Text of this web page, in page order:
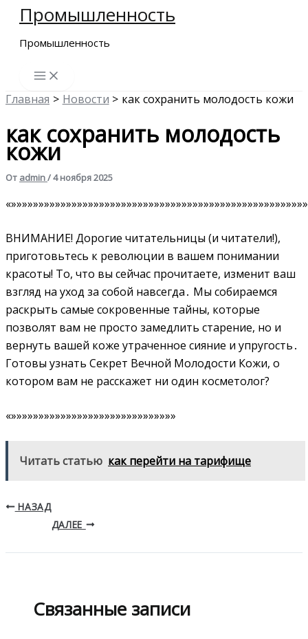
Перейти
содержимому
Промышленность
Промышленность
Главная Новости как сохранить молодость кожи
как сохранить молодость
кожи
От admin/4 ноября 2025
ВНИМАНИЕ! Дорогие читательницы (и читатели!),
приготовьтесь к революции в вашем понимании
красоты! То, что вы сейчас прочитаете, изменит ваш
взгляд на уход за собой навсегда․ Мы собираемся
раскрыть самые сокровенные тайны, которые
позволят вам не просто замедлить старение, но и
вернуть вашей коже утраченное сияние и упругость․
Готовы узнать Секрет Вечной Молодости Кожи, о
котором вам не расскажет ни один косметолог?
«»»»»»»»»»»»»»»»»»»»»»»»»»»»»»»
Читать статью как перейти на тарифище
НАЗАД
ДАЛЕЕ
Связанные записи